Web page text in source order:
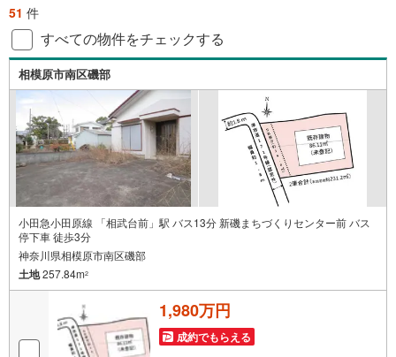
51 件
すべての物件をチェックする
相模原市南区磯部
小田急小田原線 「相武台前」駅 バス13分 新磯まちづくりセンター前 バス
停下車 徒歩3分
神奈川県相模原市南区磯部
土地257.84m2
1,980万円
成約でもらえる